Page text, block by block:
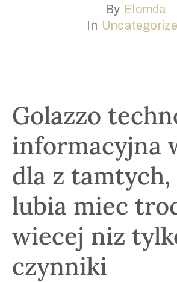
By Elomda
In
Golazzo
informacyjna
dla z
lubia miec
wiecej niz
czynniki